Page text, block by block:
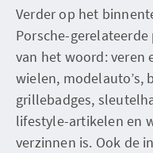
Verder op het
Porsche-
van het woord: veren
wielen, modelauto’s,
grillebadges,
lifestyle-artikelen en
verzinnen is. Ook de